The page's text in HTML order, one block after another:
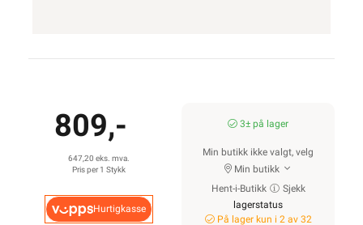
809,-
647,20 eks. mva.
Pris per 1 Stykk
Hurtigkasse
3± på lager
Min butikk ikke valgt, velg
Min butikk
Hent-i-Butikk
Sjekk
lagerstatus
På lager kun i 2 av 32